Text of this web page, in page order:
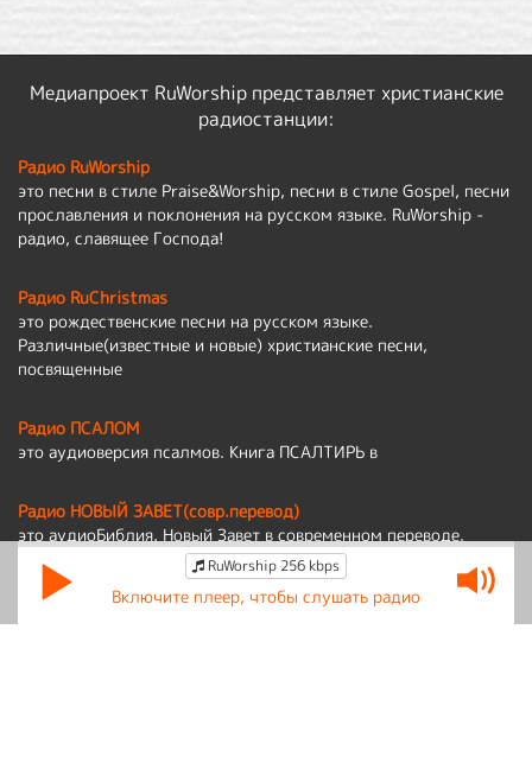
Медиапроект RuWorship представляет христианские
радиостанции:
Радио RuWorship
это песни в стиле Praise&Worship, песни в стиле Gospel, песни
прославления и поклонения на русском языке. RuWorship -
радио, славящее Господа!
Радио RuChristmas
это рождественские песни на русском языке.
Различные(известные и новые) христианские песни,
посвященные
Радио ПСАЛОМ
это аудиоверсия псалмов. Книга ПСАЛТИРЬ в
Радио НОВЫЙ ЗАВЕТ(совр.перевод)
это аудиоБиблия, Новый Завет в современном переводе.
Политика обработки персональных данных
RuWorship 256 kbps
Включите плеер, чтобы слушать радио